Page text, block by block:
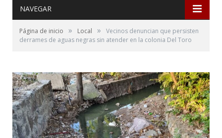
NAVEGAR
Página de inicio » Local »
Vecinos denuncian que persisten
derrames de aguas negras sin atender en la colonia Del Toro